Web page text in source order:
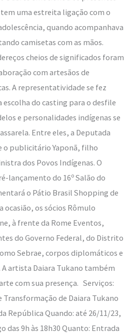
uma estreita ligação com o
quando acompanhava
camisetas com as mãos.
cheios de significados foram
com artesãos de
A representatividade se fez
do casting para o desfile
e personalidades indígenas se
Entre eles, a Deputada
o publicitário Yaponã, filho
dos Povos Indígenas. O
lançamento do 16º Salão do
o Pátio Brasil Shopping de
ocasião, os sócios Rômulo
à frente da Rome Eventos,
do Governo Federal, do Distrito
Sebrae, corpos diplomáticos e
artista Daiara Tukano também
com sua presença. Serviços:
Transformação de Daiara Tukano
República Quando: até 26/11/23,
das 9h às 18h30 Quanto: Entrada